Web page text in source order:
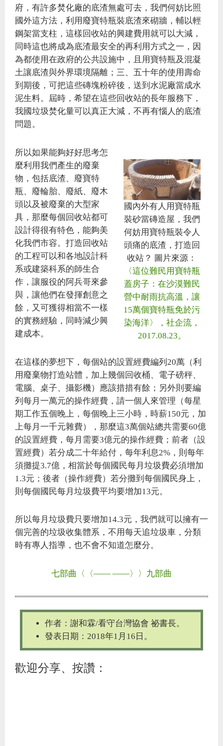
府，有許多焚化廠的底渣無處可去，我們何妨比照
國外這方法，利用廢寶特瓶裝底渣來砌牆，輔以輕
鋼架當支柱，這樣回收站的興建費用就可以大減，
同時這也將成為底渣最安全的再利用方式之一，因
為都使用在政府的公共設施中，且用寶特瓶及混凝
土讓底渣與外界環境隔離；三、五十年的使用壽命
到期後，可把這些磚塊粉碎後，送到水泥廠當成水
泥生料。屆時，希望在這些回收站的長年服務下，
我國垃圾焚化量可以真正大減，不再有惱人的底渣
問題。
國內外有人用寶特瓶
裝砂當磚造屋，我們
何妨用寶特瓶裝令人
頭痛的底渣，打造回
收站？ 圖片來源：
〈這位難民用寶特瓶
蓋房子：在沙漠難民
營中耐雨抗高溫，讓
15萬個寶特瓶免於污
染海洋〉，社企流，
2017.08.23。
所以如果能夠好好思考怎
麼利用我們產生的廢棄
物，包括底渣、廢寶特
瓶、廢輪胎、廢紙、廢木
頭以及被廢棄的大型家
具，那麼每個回收站都可
設計得很有特色，能夠美
化我們市容。打造回收站
的工程可以和各地設計科
系或建築科系的師生合
作，讓服役的阿兵哥來參
與，讓他們在發揮創意之
餘，又可獲得相當不一樣
的實務經驗，同時減少興
建成本。
在這樣的夢想下，每個站的設置經費編列20萬（利
用廢棄物打造站體，加上幾個回收桶、電子磅秤、
電腦、桌子、攝影機）應該措措有餘；另外則要編
列每月一萬元的操作經費，請一個人來管理（每星
期工作五個晚上，每個晚上三小時，時薪150元，加
上每月一千元雜費），那麼這3萬個站總共需要60億
的設置經費，每月需要3億元的操作經費；前者（設
置經費）若分成二十年給付，每年利息2%，則每年
須攤提3.7億，相當於每個國民每月垃圾費必須增加
1.3元；後者（操作經費）若分攤到每個國民身上，
則每個國民每月垃圾費平均要增加13元。
所以每月垃圾費只要增加14.3元，我們就可以擁有一
個完善的垃圾收集體系，不用每天追垃圾車，分類
時有專人指導，也不會不知道怎麼分。
七部曲〈〈—— ——〉〉九部曲
作者：謝和霖/看守台灣協會 祕書長。
發表日期：2018年1月16日。
歡迎分享、按讚：